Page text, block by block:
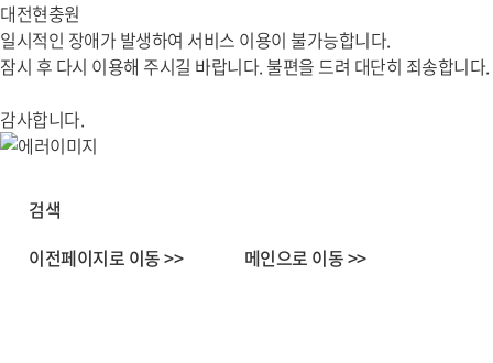
대전현충원
일시적인 장애가 발생하여 서비스 이용이 불가능합니다.
잠시 후 다시 이용해 주시길 바랍니다. 불편을 드려 대단히 죄송합니다.
감사합니다.
검색
이전페이지로 이동 >>
메인으로 이동 >>